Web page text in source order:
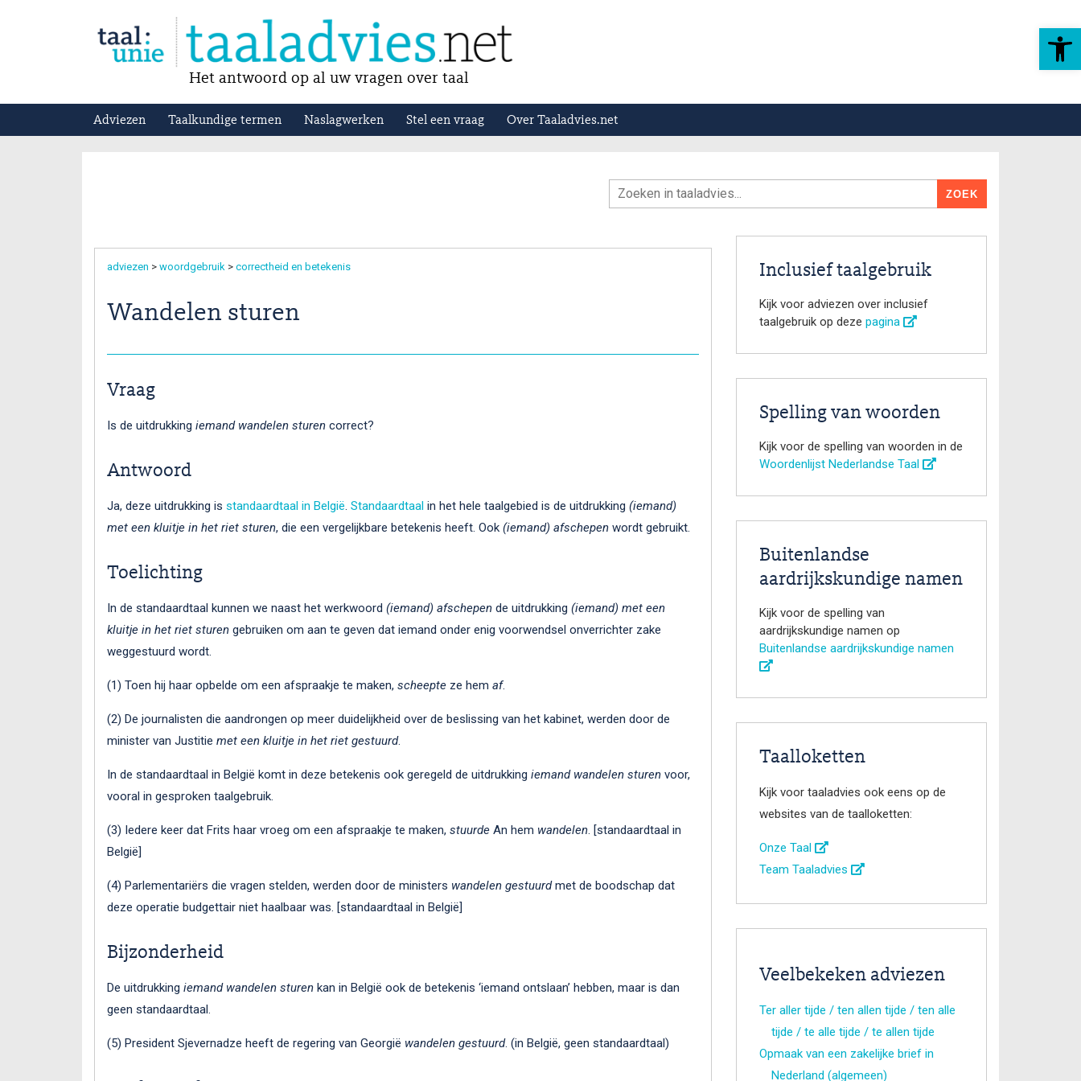
Toolbar openen
Het antwoord op al uw vragen over taal
Adviezen Taalkundige termen Naslagwerken Stel een vraag Over Taaladvies.net
adviezen > woordgebruik > correctheid en betekenis
Wandelen sturen
Vraag
Is de uitdrukking iemand wandelen sturen correct?
Antwoord
Ja, deze uitdrukking is standaardtaal in België. Standaardtaal in het hele taalgebied is de uitdrukking (iemand)
met een kluitje in het riet sturen, die een vergelijkbare betekenis heeft. Ook (iemand) afschepen wordt gebruikt.
Toelichting
In de standaardtaal kunnen we naast het werkwoord (iemand) afschepen de uitdrukking (iemand) met een
kluitje in het riet sturen gebruiken om aan te geven dat iemand onder enig voorwendsel onverrichter zake
weggestuurd wordt.
(1) Toen hij haar opbelde om een afspraakje te maken, scheepte ze hem af.
(2) De journalisten die aandrongen op meer duidelijkheid over de beslissing van het kabinet, werden door de
minister van Justitie met een kluitje in het riet gestuurd.
In de standaardtaal in België komt in deze betekenis ook geregeld de uitdrukking iemand wandelen sturen voor,
vooral in gesproken taalgebruik.
(3) Iedere keer dat Frits haar vroeg om een afspraakje te maken, stuurde An hem wandelen. [standaardtaal in
België]
(4) Parlementariërs die vragen stelden, werden door de ministers wandelen gestuurdmet de boodschap dat
deze operatie budgettair niet haalbaar was. [standaardtaal in België]
Bijzonderheid
De uitdrukking iemand wandelen sturen kan in België ook de betekenis ‘iemand ontslaan’ hebben, maar is dan
geen standaardtaal.
(5) President Sjevernadze heeft de regering van Georgië wandelen gestuurd. (in België, geen standaardtaal)
Inclusief taalgebruik
Kijk voor adviezen over inclusief
taalgebruik op deze pagina
Spelling van woorden
Kijk voor de spelling van woorden in de
Woordenlijst Nederlandse Taal
Buitenlandse
aardrijkskundige namen
Kijk voor de spelling van
aardrijkskundige namen op
Buitenlandse aardrijkskundige namen
Taalloketten
Kijk voor taaladvies ook eens op de
websites van de taalloketten:
Onze Taal
Team Taaladvies
Veelbekeken adviezen
Ter aller tijde / ten allen tijde / ten alle
tijde / te alle tijde / te allen tijde
Opmaak van een zakelijke brief in
Nederland (algemeen)